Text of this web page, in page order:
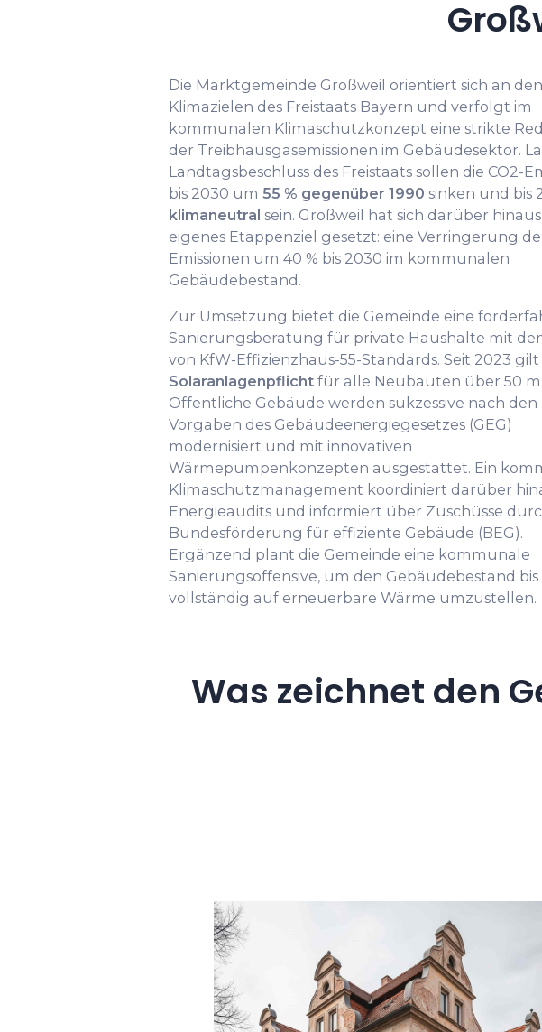
Die Marktgemeinde Großweil orientiert sich an den
Klimazielen des Freistaats Bayern und verfolgt im
kommunalen Klimaschutzkonzept eine strikte
der Treibhausgasemissionen im Gebäudesektor.
Landtagsbeschluss des Freistaats sollen die CO2-
bis 2030 um 55 % gegenüber 1990 sinken und bis
klimaneutral sein. Großweil hat sich darüber
eigenes Etappenziel gesetzt: eine Verringerung
Emissionen um 40 % bis 2030 im kommunalen
Gebäudebestand.
Zur Umsetzung bietet die Gemeinde eine
Sanierungsberatung für private Haushalte mit
von KfW-Effizienzhaus-55-Standards. Seit 2023 gilt
Solaranlagenpflicht für alle Neubauten über 50
Öffentliche Gebäude werden sukzessive nach den
Vorgaben des Gebäudeenergiegesetzes (GEG)
modernisiert und mit innovativen
Wärmepumpenkonzepten ausgestattet. Ein
Klimaschutzmanagement koordiniert darüber
Energieaudits und informiert über Zuschüsse
Bundesförderung für effiziente Gebäude (BEG).
Ergänzend plant die Gemeinde eine kommunale
Sanierungsoffensive, um den Gebäudebestand bis
vollständig auf erneuerbare Wärme umzustellen.
Was zeichnet den